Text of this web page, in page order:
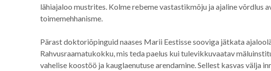
lähiajaloo mustrites. Kolme rebeme vastastikmõju ja ajaline võrdlus
toimemehhanisme.
Pärast doktoriõpinguid naases Marii Eestisse sooviga jätkata
Rahvusraamatukokku, mis teda paelus kui tulevikkuvaatav
vahelise koostöö ja kauglaenutuse arendamine. Sellest kasvas välja